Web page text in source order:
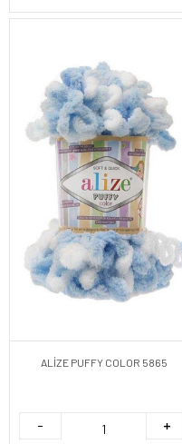
ALİZE PUFFY COLOR 5865